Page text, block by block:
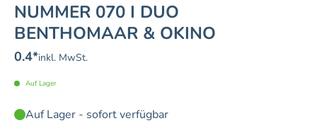
NUMMER 070 I DUO
BENTHOMAAR & OKINO
0.4*inkl. MwSt.
Auf Lager
Auf Lager - sofort verfügbar